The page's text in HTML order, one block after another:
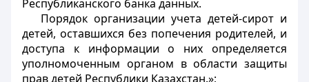
Республиканского банка данных.
Порядок организации учета детей-сирот и
детей, оставшихся без попечения родителей, и
доступа к информации о них определяется
уполномоченным органом в области защиты
прав детей Республики Казахстан.»;